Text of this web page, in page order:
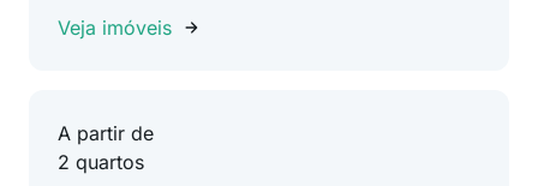
Veja imóveis
A partir de
2 quartos